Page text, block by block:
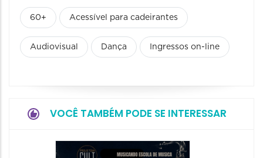
60+ Acessível para cadeirantes
Audiovisual Dança Ingressos on-line
VOCÊ TAMBÉM PODE SE INTERESSAR